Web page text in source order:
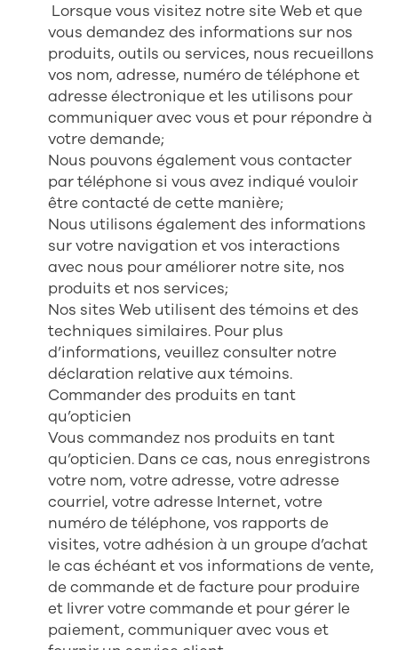
Lorsque vous visitez notre site Web et que
vous demandez des informations sur nos
produits, outils ou services, nous recueillons
vos nom, adresse, numéro de téléphone et
adresse électronique et les utilisons pour
communiquer avec vous et pour répondre à
votre demande;
Nous pouvons également vous contacter
par téléphone si vous avez indiqué vouloir
être contacté de cette manière;
Nous utilisons également des informations
sur votre navigation et vos interactions
avec nous pour améliorer notre site, nos
produits et nos services;
Nos sites Web utilisent des témoins et des
techniques similaires. Pour plus
d’informations, veuillez consulter notre
déclaration relative aux témoins.
Commander des produits en tant
qu’opticien
Vous commandez nos produits en tant
qu’opticien. Dans ce cas, nous enregistrons
votre nom, votre adresse, votre adresse
courriel, votre adresse Internet, votre
numéro de téléphone, vos rapports de
visites, votre adhésion à un groupe d’achat
le cas échéant et vos informations de vente,
de commande et de facture pour produire
et livrer votre commande et pour gérer le
paiement, communiquer avec vous et